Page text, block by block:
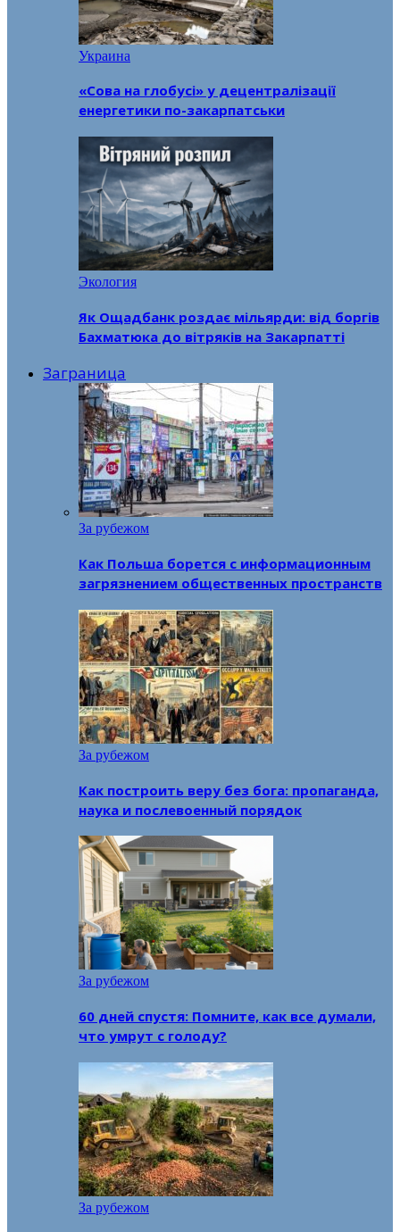
Украина
«Сова на глобусі» у децентралізації
енергетики по-закарпатськи
Экология
Як Ощадбанк роздає мільярди: від боргів
Бахматюка до вітряків на Закарпатті
Заграница
За рубежом
Как Польша борется с информационным
загрязнением общественных пространств
За рубежом
Как построить веру без бога: пропаганда,
наука и послевоенный порядок
За рубежом
60 дней спустя: Помните, как все думали,
что умрут с голоду?
За рубежом